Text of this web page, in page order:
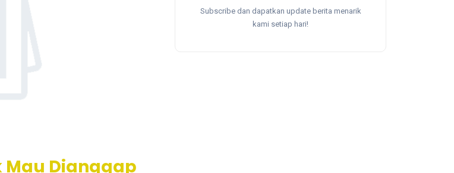
Dianggap
Subscribe dan dapatkan update berita menarik
kami setiap hari!